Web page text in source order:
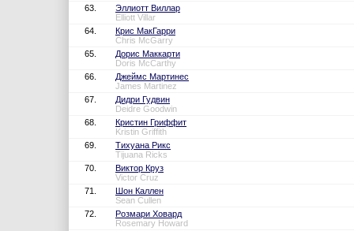
63.
Эллиотт Виллар
Elliott Villar
64.
Крис МакГарри
Chris McGarry
65.
Дорис Маккарти
Doris McCarthy
66.
Джеймс Мартинес
James Martinez
67.
Дидри Гудвин
Deidre Goodwin
68.
Кристин Гриффит
Kristin Griffith
69.
Тихуана Рикс
Tijuana Ricks
70.
Виктор Круз
Victor Cruz
71.
Шон Каллен
Sean Cullen
72.
Розмари Ховард
Rosemary Howard